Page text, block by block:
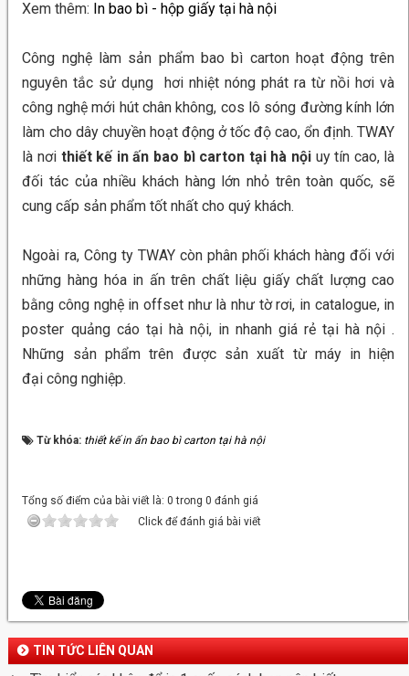
Xem thêm: In bao bì - hộp giấy tại hà nội
Công nghệ làm sản phẩm bao bì carton hoạt động trên
nguyên tắc sử dụng hơi nhiệt nóng phát ra từ nồi hơi và
công nghệ mới hút chân không, cos lô sóng đường kính lớn
làm cho dây chuyền hoạt động ở tốc độ cao, ổn định. TWAY
là nơi thiết kế in ấn bao bì carton tại hà nội uy tín cao, là
đối tác của nhiều khách hàng lớn nhỏ trên toàn quốc, sẽ
cung cấp sản phẩm tốt nhất cho quý khách.
Ngoài ra, Công ty TWAY còn phân phối khách hàng đối với
những hàng hóa in ấn trên chất liệu giấy chất lượng cao
bằng công nghệ in offset như là như tờ rơi, in catalogue, in
poster quảng cáo tại hà nội, in nhanh giá rẻ tại hà nội .
Những sản phẩm trên được sản xuất từ máy in hiện
đại công nghiệp.
Từ khóa: thiết kế in ấn bao bì carton tại hà nội
Tổng số điểm của bài viết là: 0 trong 0 đánh giá
Click để đánh giá bài viết
TIN TỨC LIÊN QUAN